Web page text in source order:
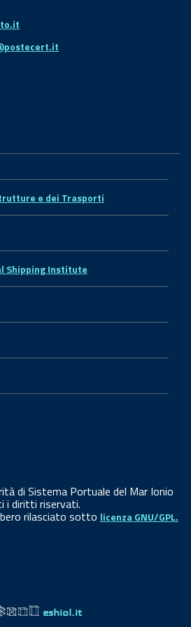
e dei Trasporti
Shipping Institute
di Sistema Portuale del Mar Ionio
i diritti riservati.
rilasciato sotto licenza GNU/GPL.
eshiol.it